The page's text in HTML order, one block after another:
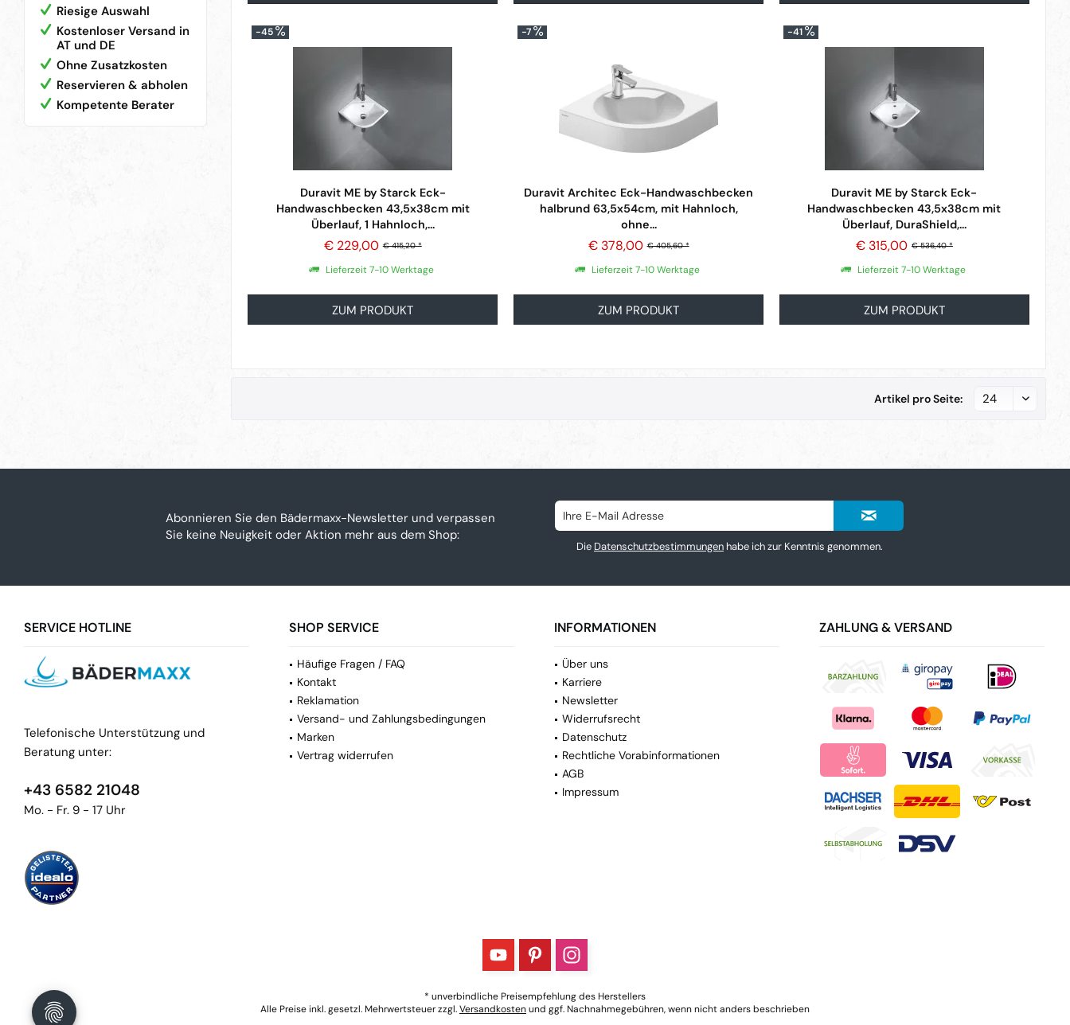
Riesige Auswahl
Kostenloser Versand in
AT und DE
Ohne Zusatzkosten
Reservieren & abholen
Kompetente Berater
-45
Duravit ME by Starck Eck-
Handwaschbecken 43,5x38cm mit
Überlauf, 1 Hahnloch,...
€ 415,20 *
€ 229,00
Lieferzeit 7-10 Werktage
ZUM PRODUKT
-7
Duravit Architec Eck-Handwaschbecken
halbrund 63,5x54cm, mit Hahnloch,
ohne...
€ 405,60 *
€ 378,00
Lieferzeit 7-10 Werktage
ZUM PRODUKT
-41
Duravit ME by Starck Eck-
Handwaschbecken 43,5x38cm mit
Überlauf, DuraShield,...
€ 536,40 *
€ 315,00
Lieferzeit 7-10 Werktage
ZUM PRODUKT
Artikel pro Seite:
Abonnieren Sie den Bädermaxx-Newsletter und verpassen
Sie keine Neuigkeit oder Aktion mehr aus dem Shop:
Die Datenschutzbestimmungenhabe ich zur Kenntnis genommen.
SERVICE HOTLINE
Telefonische Unterstützung und
Beratung unter:
+43 6582 21048
Mo. - Fr. 9 - 17 Uhr
SHOP SERVICE
Häufige Fragen / FAQ
Kontakt
Reklamation
Versand- und Zahlungsbedingungen
Marken
Vertrag widerrufen
INFORMATIONEN
Über uns
Karriere
Newsletter
Widerrufsrecht
Datenschutz
Rechtliche Vorabinformationen
AGB
Impressum
ZAHLUNG & VERSAND
* unverbindliche Preisempfehlung des Herstellers
Alle Preise inkl. gesetzl. Mehrwertsteuer zzgl.Versandkostenund ggf. Nachnahmegebühren, wenn nicht anders beschrieben